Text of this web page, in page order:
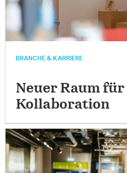
BRANCHE & KARRIERE
Neuer Raum für
Kollaboration